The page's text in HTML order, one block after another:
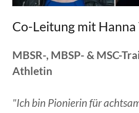
Co-Leitung mit Hanna
MBSR-, MBSP- & MSC-
Athletin
"Ich bin Pionierin für